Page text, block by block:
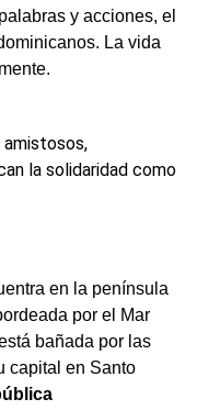
y acciones, el
La vida
la solidaridad como
en la península
por el Mar
bañada por las
capital en Santo